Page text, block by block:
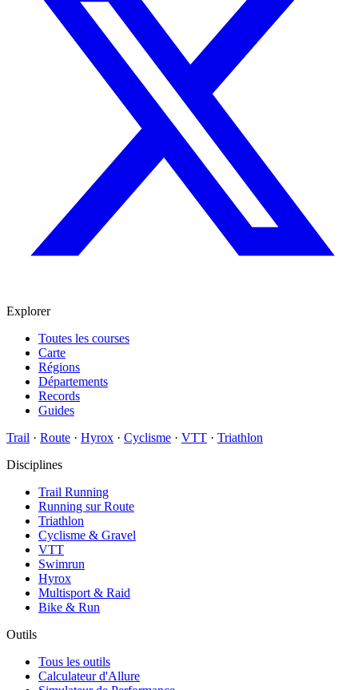
Explorer
Toutes les courses
Carte
Régions
Départements
Records
Guides
Trail · Route · Hyrox · Cyclisme · VTT · Triathlon
Disciplines
Trail Running
Running sur Route
Triathlon
Cyclisme & Gravel
VTT
Swimrun
Hyrox
Multisport & Raid
Bike & Run
Outils
Tous les outils
Calculateur d'Allure